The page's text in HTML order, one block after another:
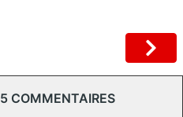
COMMENTAIRES